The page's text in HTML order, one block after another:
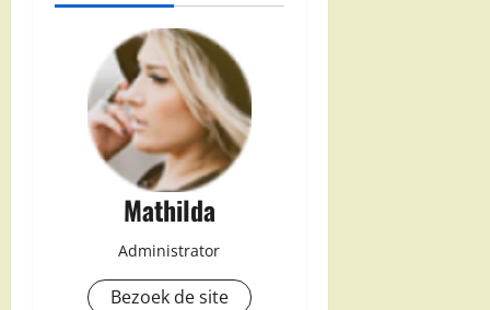
Mathilda
Administrator
Bezoek de site